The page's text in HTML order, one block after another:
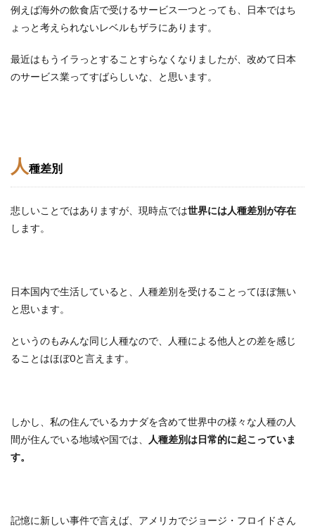
例えば海外の飲食店で受けるサービス一つとっても、日本ではち
ょっと考えられないレベルもザラにあります。
最近はもうイラっとすることすらなくなりましたが、改めて日本
のサービス業ってすばらしいな、と思います。
人種差別
悲しいことではありますが、現時点では世界には人種差別が存在
します。
日本国内で生活していると、人種差別を受けることってほぼ無い
と思います。
というのもみんな同じ人種なので、人種による他人との差を感じ
ることはほぼ0と言えます。
しかし、私の住んでいるカナダを含めて世界中の様々な人種の人
間が住んでいる地域や国では、
人種差別は日常的に起こっていま
す。
記憶に新しい事件で言えば、アメリカでジョージ・フロイドさん